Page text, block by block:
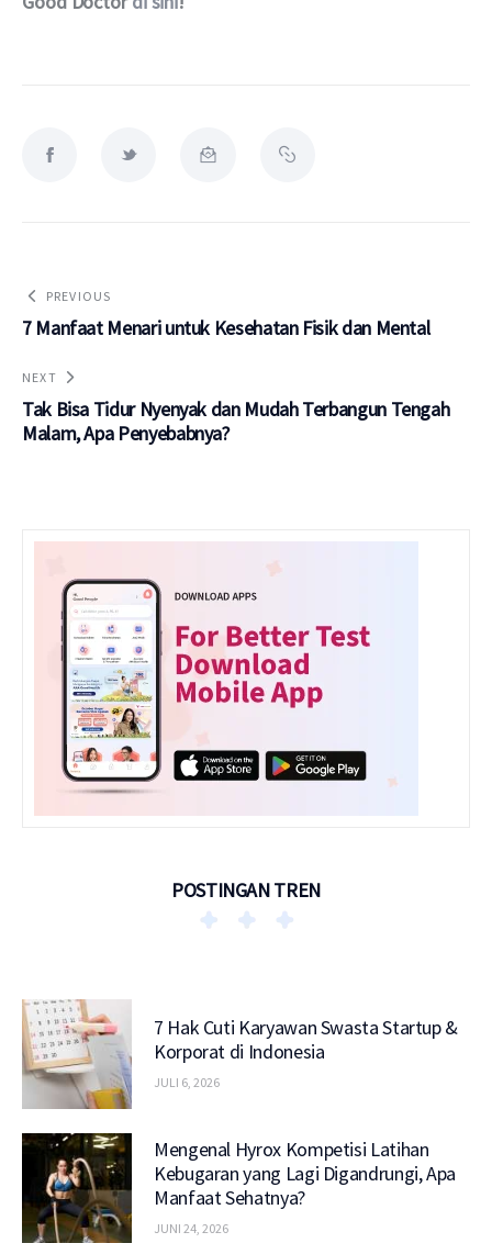
PREVIOUS
7 Manfaat Menari untuk Kesehatan Fisik dan Mental
NEXT
Tak Bisa Tidur Nyenyak dan Mudah Terbangun Tengah
Malam, Apa Penyebabnya?
POSTINGAN TREN
7 Hak Cuti Karyawan Swasta Startup &
Korporat di Indonesia
JULI 6, 2026
Mengenal Hyrox Kompetisi Latihan
Kebugaran yang Lagi Digandrungi, Apa
Manfaat Sehatnya?
JUNI 24, 2026